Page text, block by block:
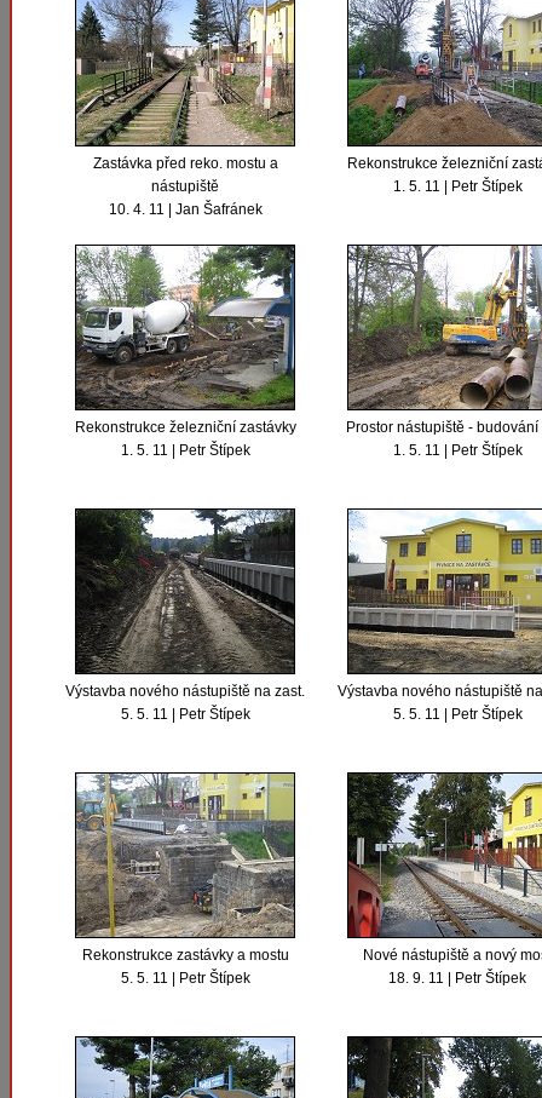
Zastávka před reko. mostu a
nástupiště
10. 4. 11 | Jan Šafránek
Rekonstrukce železniční
1. 5. 11 | Petr Štípek
Rekonstrukce železniční zastávky
1. 5. 11 | Petr Štípek
Prostor nástupiště - budování
1. 5. 11 | Petr Štípek
Výstavba nového nástupiště na zast.
5. 5. 11 | Petr Štípek
Výstavba nového nástupiště
5. 5. 11 | Petr Štípek
Rekonstrukce zastávky a mostu
5. 5. 11 | Petr Štípek
Nové nástupiště a nový
18. 9. 11 | Petr Štípek